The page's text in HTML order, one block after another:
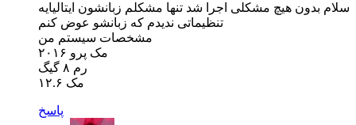
سلام بدون هیچ مشکلی اجرا شد تنها مشکلم زبانشون ایتالیایه
تنظیماتی ندیدم که زبانشو عوض کنم
مشخصات سیستم من
مک پرو ۲۰۱۶
رم ۸ گیگ
مک ۱۲.۶
پاسخ